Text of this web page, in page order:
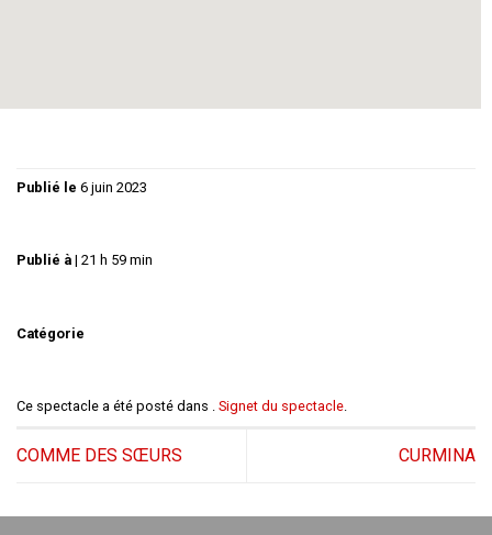
Publié le 6 juin 2023
Publié à | 21 h 59 min
Catégorie
Ce spectacle a été posté dans . Signet du spectacle.
COMME DES SŒURS CURMINA